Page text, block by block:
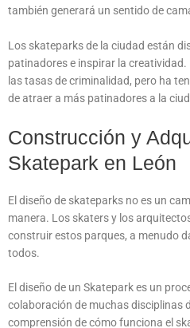
también generará un sentido de
Los skateparks de la ciudad están
patinadores e inspirar la
las tasas de criminalidad, pero ha
de atraer a más patinadores a la
Construcción y
Skatepark en León
El diseño de skateparks no es un
manera. Los skaters y los
construir estos parques, a menudo
todos.
El diseño de un Skatepark es un
colaboración de muchas disciplinas
comprensión de cómo funciona el